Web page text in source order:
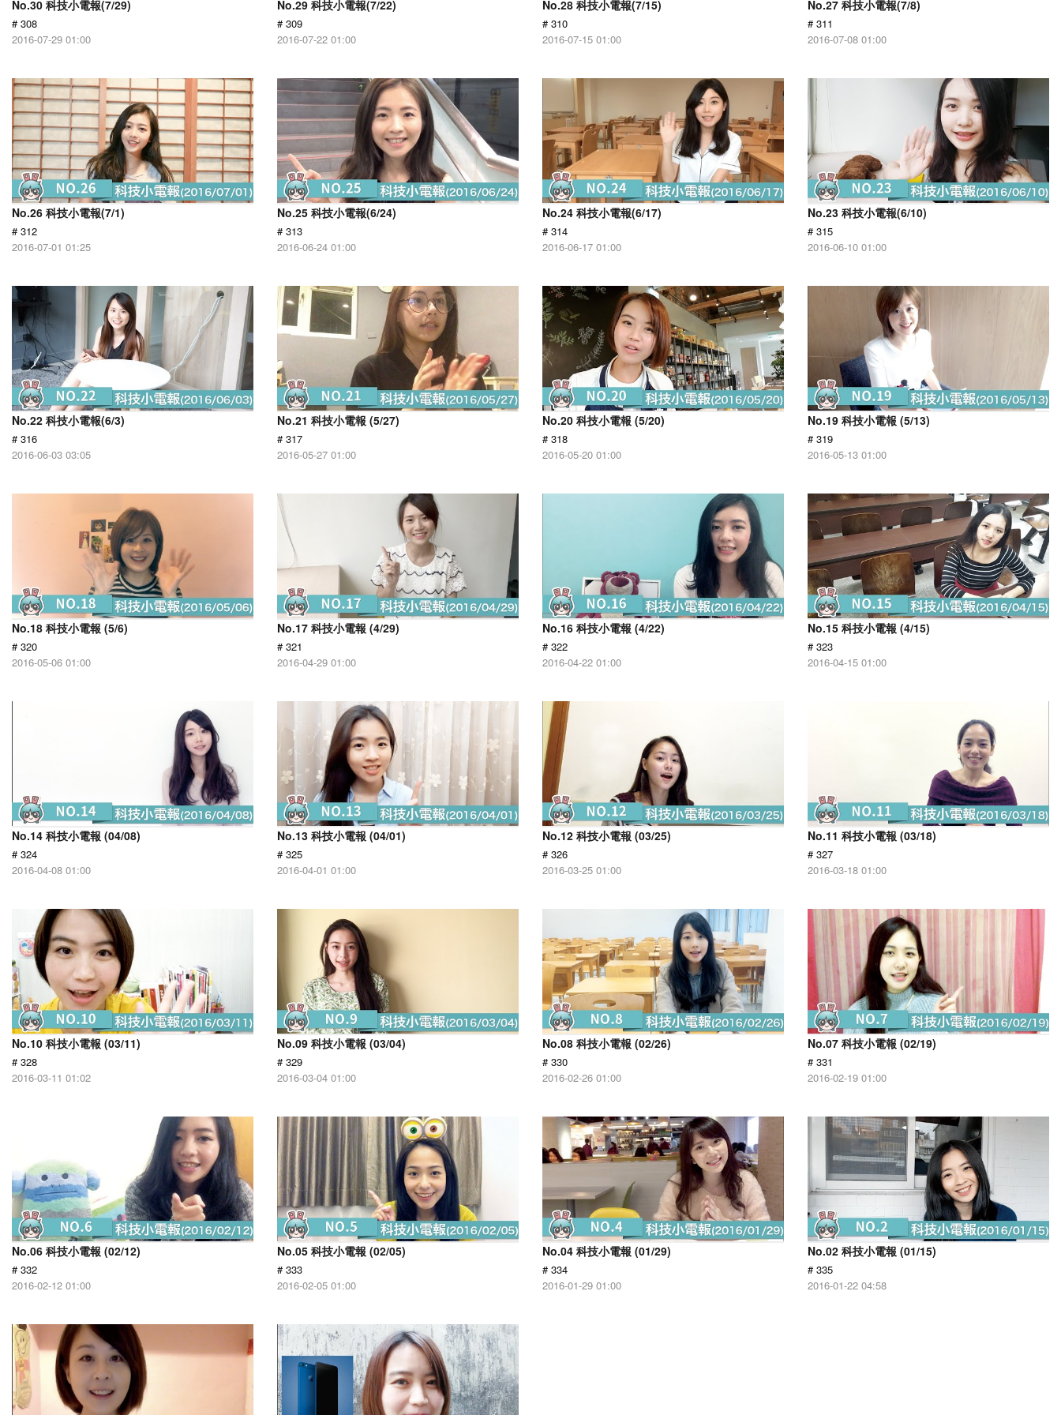
No.30 科技小電報(7/29)
# 308
2016-07-29 01:00
No.29 科技小電報(7/22)
# 309
2016-07-22 01:00
No.28 科技小電報(7/15)
# 310
2016-07-15 01:00
No.27 科技小電報(7/8)
# 311
2016-07-08 01:00
No.26 科技小電報(7/1)
# 312
2016-07-01 01:25
No.25 科技小電報(6/24)
# 313
2016-06-24 01:00
No.24 科技小電報(6/17)
# 314
2016-06-17 01:00
No.23 科技小電報(6/10)
# 315
2016-06-10 01:00
No.22 科技小電報(6/3)
# 316
2016-06-03 03:05
No.21 科技小電報 (5/27)
# 317
2016-05-27 01:00
No.20 科技小電報 (5/20)
# 318
2016-05-20 01:00
No.19 科技小電報 (5/13)
# 319
2016-05-13 01:00
No.18 科技小電報 (5/6)
# 320
2016-05-06 01:00
No.17 科技小電報 (4/29)
# 321
2016-04-29 01:00
No.16 科技小電報 (4/22)
# 322
2016-04-22 01:00
No.15 科技小電報 (4/15)
# 323
2016-04-15 01:00
No.14 科技小電報 (04/08)
# 324
2016-04-08 01:00
No.13 科技小電報 (04/01)
# 325
2016-04-01 01:00
No.12 科技小電報 (03/25)
# 326
2016-03-25 01:00
No.11 科技小電報 (03/18)
# 327
2016-03-18 01:00
No.10 科技小電報 (03/11)
# 328
2016-03-11 01:02
No.09 科技小電報 (03/04)
# 329
2016-03-04 01:00
No.08 科技小電報 (02/26)
# 330
2016-02-26 01:00
No.07 科技小電報 (02/19)
# 331
2016-02-19 01:00
No.06 科技小電報 (02/12)
# 332
2016-02-12 01:00
No.05 科技小電報 (02/05)
# 333
2016-02-05 01:00
No.04 科技小電報 (01/29)
# 334
2016-01-29 01:00
No.02 科技小電報 (01/15)
# 335
2016-01-22 04:58